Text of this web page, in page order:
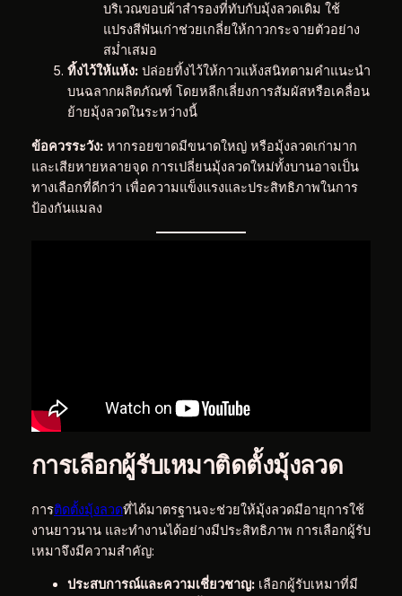
บริเวณขอบผ้าสำรองที่ทับกับมุ้งลวดเดิม ใช้
แปรงสีฟันเก่าช่วยเกลี่ยให้กาวกระจายตัวอย่าง
สม่ำเสมอ
ทิ้งไว้ให้แห้ง:ปล่อยทิ้งไว้ให้กาวแห้งสนิทตามคำแนะนำ
บนฉลากผลิตภัณฑ์ โดยหลีกเลี่ยงการสัมผัสหรือเคลื่อน
ย้ายมุ้งลวดในระหว่างนี้
ข้อควรระวัง:หากรอยขาดมีขนาดใหญ่ หรือมุ้งลวดเก่ามาก
และเสียหายหลายจุด การเปลี่ยนมุ้งลวดใหม่ทั้งบานอาจเป็น
ทางเลือกที่ดีกว่า เพื่อความแข็งแรงและประสิทธิภาพในการ
ป้องกันแมลง
การเลือกผู้รับเหมาติดตั้งมุ้งลวด
การติดตั้งมุ้งลวดที่ได้มาตรฐานจะช่วยให้มุ้งลวดมีอายุการใช้
งานยาวนาน และทำงานได้อย่างมีประสิทธิภาพ การเลือกผู้รับ
เหมาจึงมีความสำคัญ:
ประสบการณ์และความเชี่ยวชาญ:เลือกผู้รับเหมาที่มี